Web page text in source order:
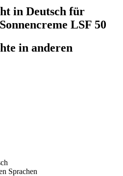
in Deutsch für
LSF 50
in anderen
Sprachen